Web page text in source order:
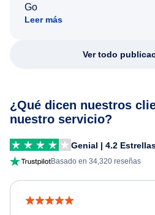
Go
Leer más
Ver todo
¿Qué dicen nuestros
nuestro servicio?
Genial | 4.2
Basado en 34,320 reseñas